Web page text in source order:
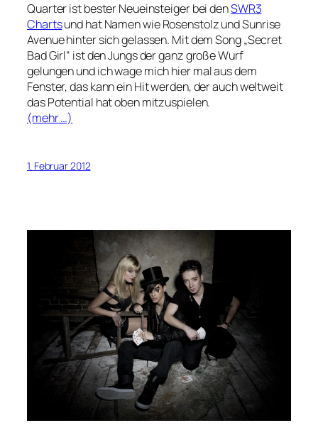
Quarter ist bester Neueinsteiger bei denSWR3
Chartsund hat Namen wie Rosenstolz und Sunrise
Avenue hinter sich gelassen. Mit dem Song „Secret
Bad Girl“ ist den Jungs der ganz große Wurf
gelungen und ich wage mich hier mal aus dem
Fenster, das kann ein Hit werden, der auch weltweit
das Potential hat oben mitzuspielen.
(mehr …)
1. Februar 2012